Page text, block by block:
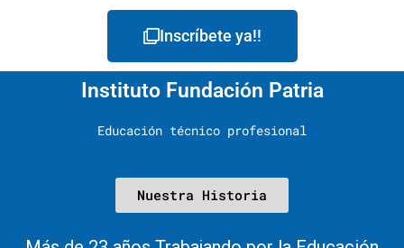
Inscríbete ya!!
Instituto Fundación Patria
Educación técnico profesional
Nuestra Historia